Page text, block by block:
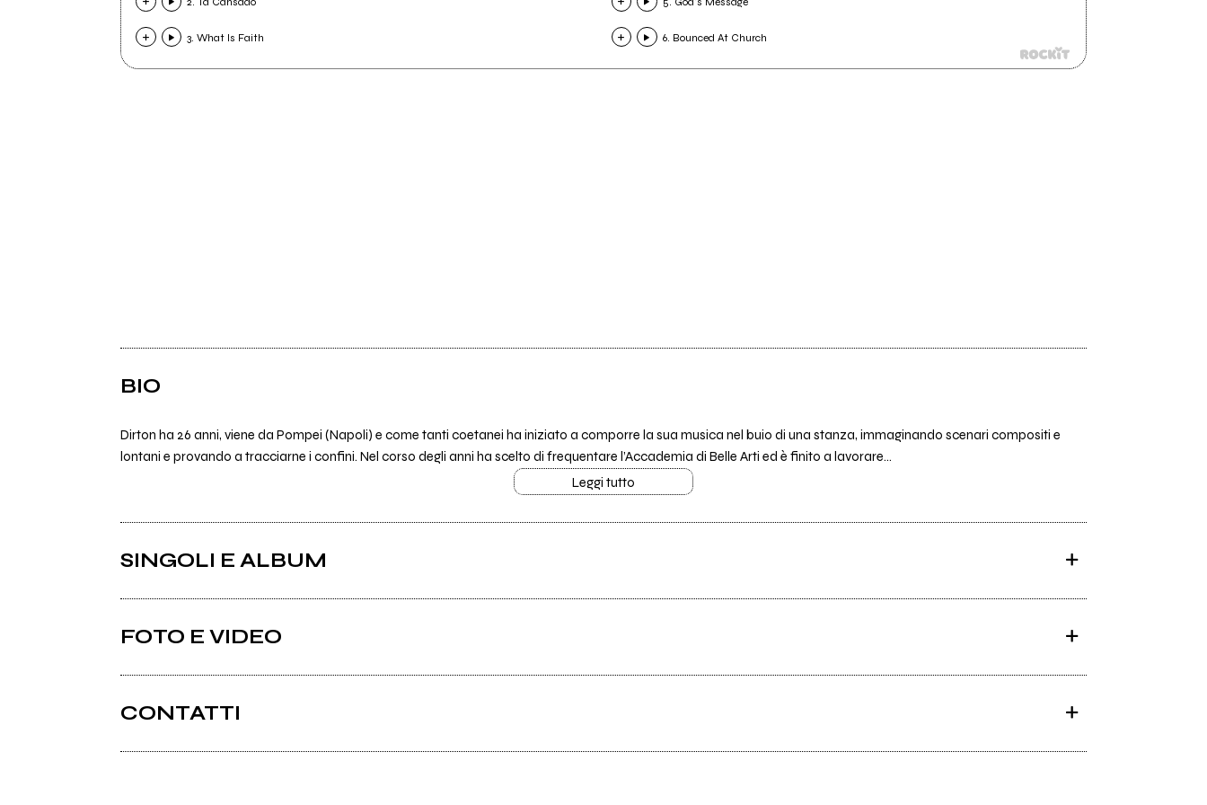
3. What Is Faith 6. Bounced At Church
BIO
Dirton ha 26 anni, viene da Pompei (Napoli) e come tanti coetanei ha iniziato a comporre la sua musica nel buio di una stanza, immaginando scenari compositi e
lontani e provando a tracciarne i confini. Nel corso degli anni ha scelto di frequentare l’Accademia di Belle Arti ed è finito a lavorare...
Leggi tutto
SINGOLI E ALBUM
FOTO E VIDEO
CONTATTI